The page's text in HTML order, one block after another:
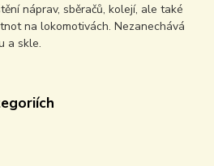
náprav, sběračů, kolejí, ale také
na lokomotivách. Nezanechává
a skle.